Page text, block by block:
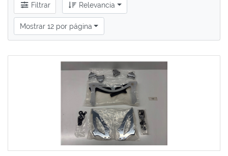
Filtrar Relevancia
Mostrar 12 por página